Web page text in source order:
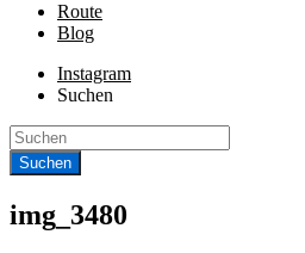
Route
Blog
Instagram
Suchen
img_3480